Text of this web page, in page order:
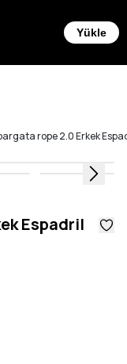
Yükle
rope 2.0 Erkek
Espadril